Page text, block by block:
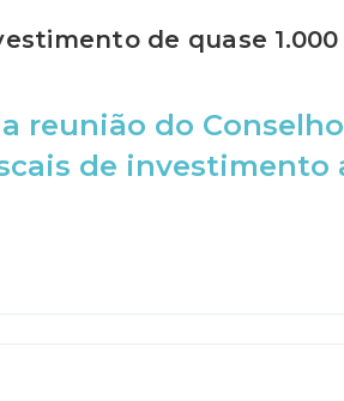
de quase 1.000
reunião do
de investimento